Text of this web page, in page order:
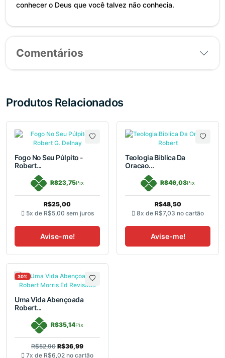
conhecer o Deus que você talvez não conhecia.
Comentários
Produtos Relacionados
Fogo No Seu Púlpito -
Robert...
R$23,75Pix
R$25,00
5x de R$5,00 sem juros
Avise-me!
Teologia Biblica Da
Oracao...
R$46,08Pix
R$48,50
8x de R$7,03 no cartão
Avise-me!
30%
Uma Vida Abençoada
Robert...
R$35,14Pix
R$52,90 R$36,99
7x de R$6,02 no cartão